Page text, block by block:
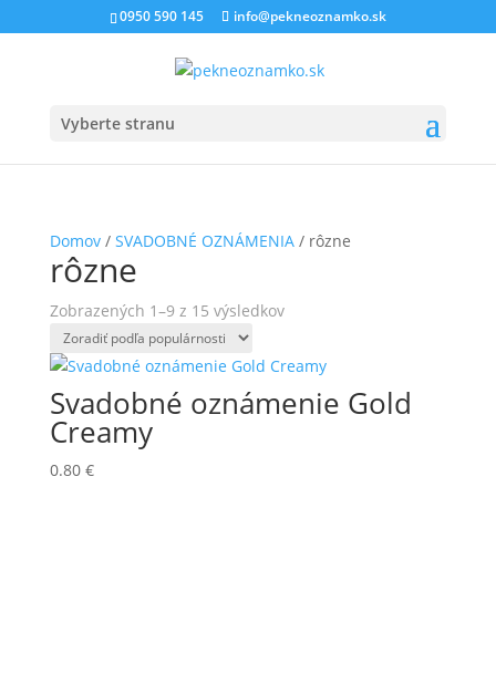
0950 590 145 info@pekneoznamko.sk
Vyberte stranu
Domov/ SVADOBNÉ OZNÁMENIA/ rôzne
rôzne
Zobrazených 1–9 z 15 výsledkovZoradené
popularity
Svadobné oznámenie Gold
Creamy
0.80 €